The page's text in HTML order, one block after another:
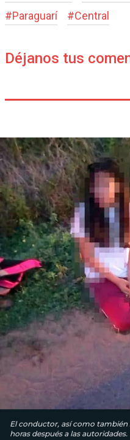
#Paraguarí #Central
Déjanos tus
El conductor, así como
horas después a las